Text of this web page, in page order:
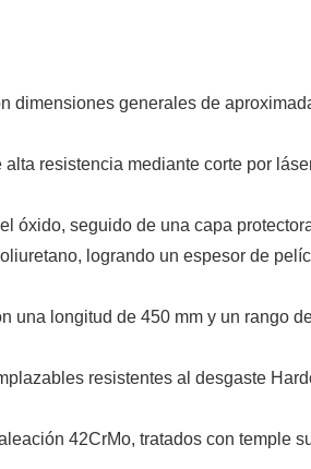
dimensiones generales de
resistencia mediante corte por
óxido, seguido de una capa
logrando un espesor de
una longitud de 450 mm y un rango
resistentes al desgaste
42CrMo, tratados con temple